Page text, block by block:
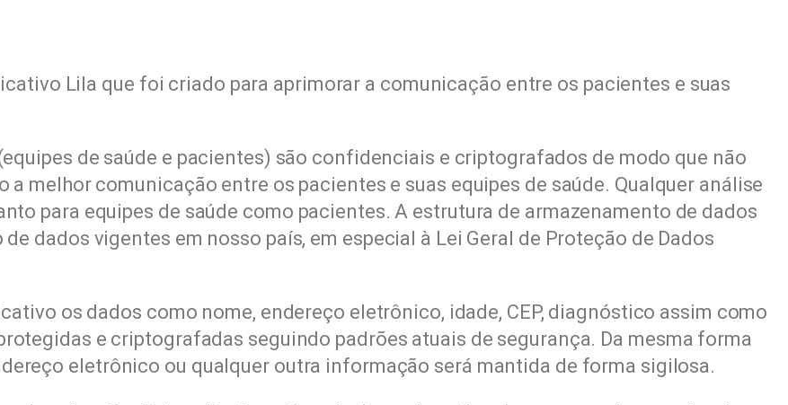
Lila que foi criado para aprimorar a comunicação entre os pacientes e suas
de saúde e pacientes) são confidenciais e criptografados de modo que não
melhor comunicação entre os pacientes e suas equipes de saúde. Qualquer análise
para equipes de saúde como pacientes. A estrutura de armazenamento de dados
dados vigentes em nosso país, em especial à Lei Geral de Proteção de Dados
os dados como nome, endereço eletrônico, idade, CEP, diagnóstico assim como
e criptografadas seguindo padrões atuais de segurança. Da mesma forma
eletrônico ou qualquer outra informação será mantida de forma sigilosa.